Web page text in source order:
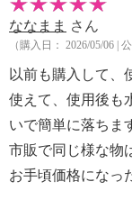
ななまま さん
（購入日： 2026/05/06 |
以前も購入して、
使えて、使用後も
いで簡単に落ちま
市販で同じ様な物
お手頃価格になっ